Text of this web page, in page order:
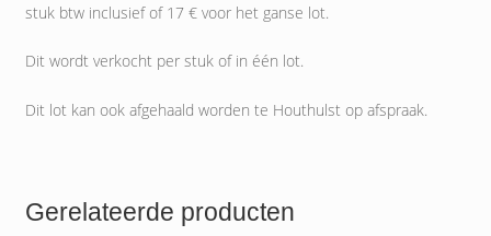
stuk btw inclusief of 17 € voor het ganse lot.
Dit wordt verkocht per stuk of in één lot.
Dit lot kan ook afgehaald worden te Houthulst op afspraak.
Gerelateerde producten